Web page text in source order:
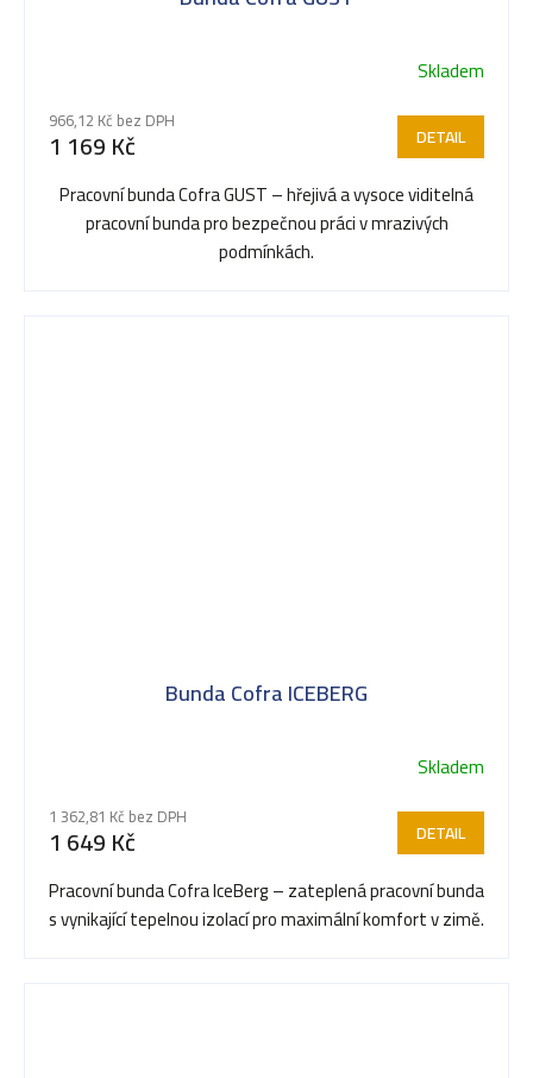
Skladem
966,12 Kč bez DPH
1 169 Kč DETAIL
Pracovní bunda Cofra GUST – hřejivá a vysoce viditelná
pracovní bunda pro bezpečnou práci v mrazivých
podmínkách.
Bunda Cofra ICEBERG
Skladem
1 362,81 Kč bez DPH
1 649 Kč DETAIL
Pracovní bunda Cofra IceBerg – zateplená pracovní bunda
s vynikající tepelnou izolací pro maximální komfort v zimě.